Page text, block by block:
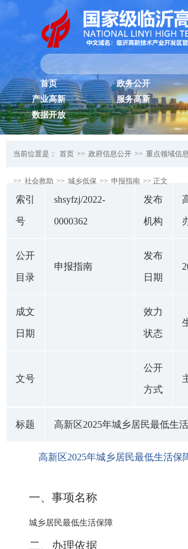
首页 政务公开
产业高新
服务高新
数据开放
当前位置是： 首页 >> 政府信息公开 >> 重点领域信
>> 社会救助 >> 城乡低保 >> 申报指南 >> 正文
索引
号
shsyfzj/2022-
0000362
发布
机构
公开
目录
申报指南
发布
日期
成文
日期
效力
状态
文号
公开
方式
标题 高新区2025年城乡居民最低生
高新区2025年城乡居民最低生活保
一、事项名称
城乡居民最低生活保障
二、办理依据